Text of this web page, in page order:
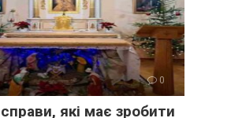
0
які має зробити